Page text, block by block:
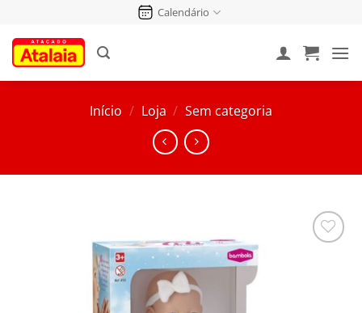
conteúdo
Calendário
Início / Loja / Sem categoria